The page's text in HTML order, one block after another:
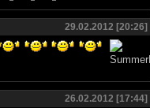
29.02.2012 [20:26]
26.02.2012 [17:44]